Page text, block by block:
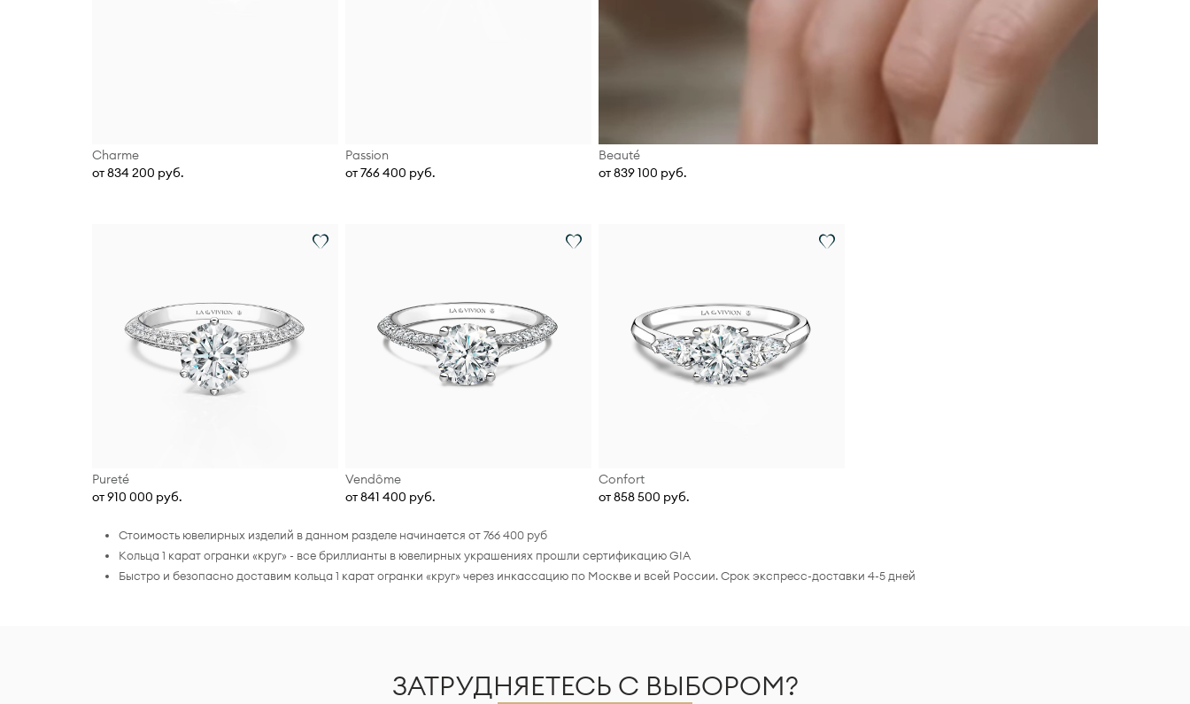
Beauté
от 839 100 руб.
Charme
от 834 200 руб.
Passion
от 766 400 руб.
Pureté
от 910 000 руб.
Vendôme
от 841 400 руб.
Confort
от 858 500 руб.
Стоимость ювелирных изделий в данном разделе начинается от 766 400 руб
Кольца 1 карат огранки «круг» - все бриллианты в ювелирных украшениях прошли сертификацию GIA
Быстро и безопасно доставим кольца 1 карат огранки «круг» через инкассацию по Москве и всей России. Срок экспресс-доставки 4-5 дней
ЗАТРУДНЯЕТЕСЬ С ВЫБОРОМ?